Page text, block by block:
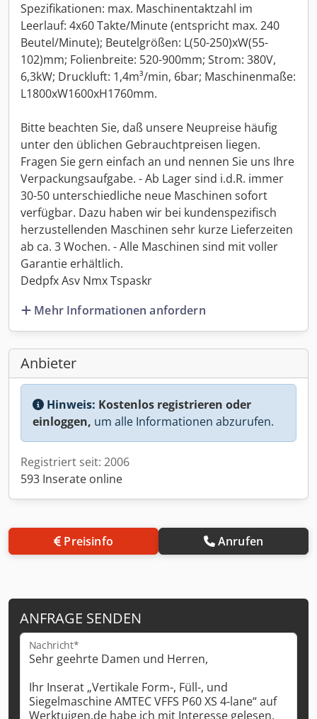
Spezifikationen: max. Maschinentaktzahl im
Leerlauf: 4x60 Takte/Minute (entspricht max. 240
Beutel/Minute); Beutelgrößen: L(50-250)xW(55-
102)mm; Folienbreite: 520-900mm; Strom: 380V,
6,3kW; Druckluft: 1,4m³/min, 6bar; Maschinenmaße:
L1800xW1600xH1760mm.
Bitte beachten Sie, daß unsere Neupreise häufig
unter den üblichen Gebrauchtpreisen liegen.
Fragen Sie gern einfach an und nennen Sie uns Ihre
Verpackungsaufgabe. - Ab Lager sind i.d.R. immer
30-50 unterschiedliche neue Maschinen sofort
verfügbar. Dazu haben wir bei kundenspezifisch
herzustellenden Maschinen sehr kurze Lieferzeiten
ab ca. 3 Wochen. - Alle Maschinen sind mit voller
Garantie erhältlich.
Dedpfx Asv Nmx Tspaskr
Mehr Informationen anfordern
Anbieter
Hinweis: Kostenlos registrieren oder
einloggen, um alle Informationen abzurufen.
Registriert seit: 2006
593 Inserate online
Preisinfo Anrufen
ANFRAGE SENDEN
Nachricht*